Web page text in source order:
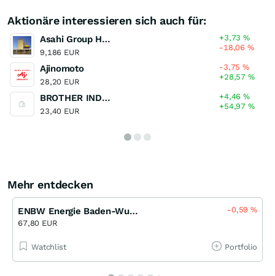
Aktionäre interessieren sich auch für:
Asahi Group Holdings
9,186 EUR
+3,73%
-18,06%
Ajinomoto
28,20 EUR
-3,75%
+28,57%
BROTHER INDUSTRIES
23,40 EUR
+4,46%
+54,97%
Mehr entdecken
ENBW Energie Baden-Wuerttemberg Akt
67,80 EUR
-0,59%
Watchlist Portfolio